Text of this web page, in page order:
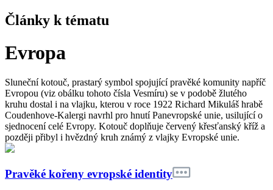
Články k tématu
Evropa
Sluneční kotouč, prastarý symbol spojující pravěké komunity napříč
Evropou (viz obálku tohoto čísla Vesmíru) se v podobě žlutého
kruhu dostal i na vlajku, kterou v roce 1922 Richard Mikuláš hrabě
Coudenhove-Kalergi navrhl pro hnutí Panevropské unie, usilující o
sjednocení celé Evropy. Kotouč doplňuje červený křesťanský kříž a
později přibyl i hvězdný kruh známý z vlajky Evropské unie.
Pravěké kořeny evropské identity